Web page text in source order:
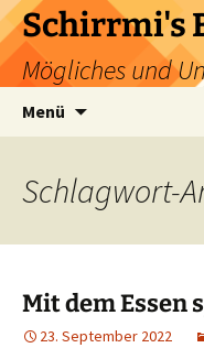
Zum
Inhalt
springen
Schirrmi's
Mögliches und
Menü
Schlagwort-
Mit dem Essen
23. September 2022